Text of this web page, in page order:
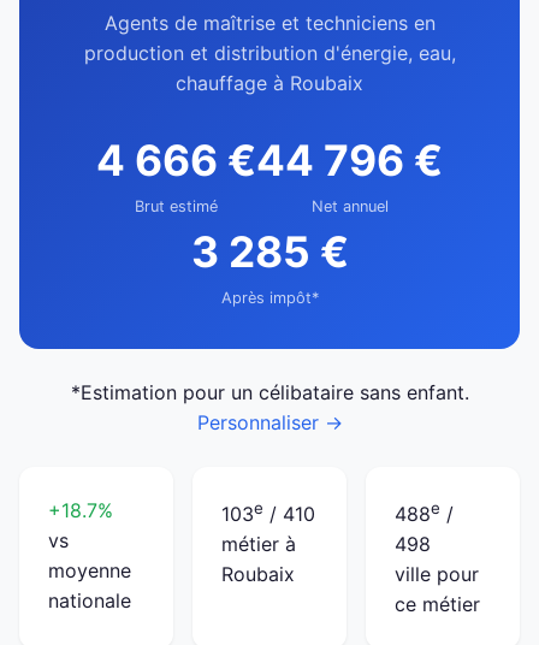
Agents de maîtrise et techniciens en
production et distribution d'énergie, eau,
chauffage à Roubaix
4 666 €
Brut estimé
44 796 €
Net annuel
3 285 €
Après impôt*
*Estimation pour un célibataire sans enfant.
Personnaliser →
+18.7%
vs
moyenne
nationale
103e / 410
métier à
Roubaix
488e /
498
ville pour
ce métier